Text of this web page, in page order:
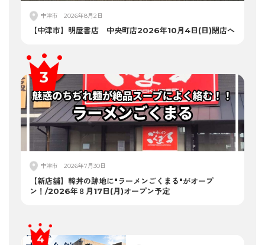
中津市 2026年8月2日
【中津市】明屋書店 中央町店2026年10月4日(日)閉店へ
中津市 2026年7月30日
【新店舗】韓丼の跡地に"ラーメンごくまる"がオープ
ン！/2026年８月17日(月)オープン予定